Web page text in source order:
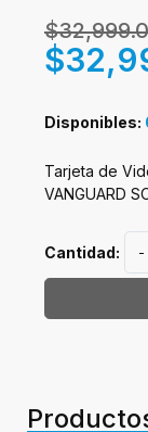
Disponibles:
Tarjeta de
VANGUARD
Cantidad: -